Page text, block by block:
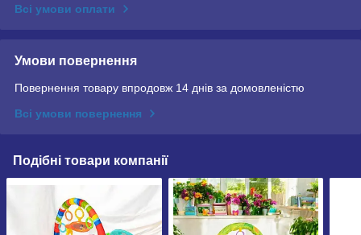
Всі умови оплати
Умови повернення
Повернення товару впродовж 14 днів за домовленістю
Всі умови повернення
Подібні товари компанії